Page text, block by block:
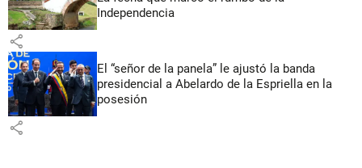
Independencia
share
El “señor de la panela” le ajustó la banda
presidencial a Abelardo de la Espriella en la
posesión
share